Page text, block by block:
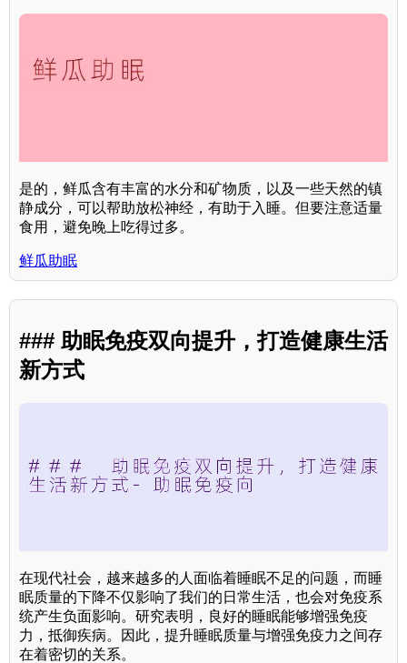
是的，鲜瓜含有丰富的水分和矿物质，以及一些天然的镇
静成分，可以帮助放松神经，有助于入睡。但要注意适量
食用，避免晚上吃得过多。
鲜瓜助眠
### 助眠免疫双向提升，打造健康生活
新方式
在现代社会，越来越多的人面临着睡眠不足的问题，而睡
眠质量的下降不仅影响了我们的日常生活，也会对免疫系
统产生负面影响。研究表明，良好的睡眠能够增强免疫
力，抵御疾病。因此，提升睡眠质量与增强免疫力之间存
在着密切的关系。